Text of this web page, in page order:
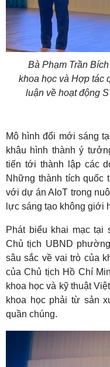
Bà Phạm Trần
khoa học và Hợp tác
luận về hoạt động
Mô hình đổi mới sáng
khâu hình thành ý
tiến tới thành lập các
Những thành tích quốc
với dự án AIoT trong
lực sáng tạo không giới
Phát biểu khai mạc tại
Chủ tịch UBND
sâu sắc về vai trò của
của Chủ tịch Hồ Chí
khoa học và kỹ thuật
khoa học phải từ sản
quần chúng.